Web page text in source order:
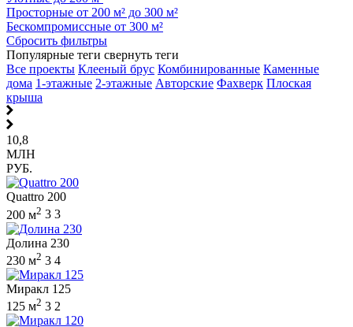
Просторные от 200 м² до 300 м²
Бескомпромиссные от 300 м²
Сбросить фильтры
Популярные теги свернуть теги
Все проекты Клееный брус Комбинированные Каменные
дома 1-этажные 2-этажные Авторские Фахверк Плоская
крыша
10,8
МЛН
РУБ.
Quattro 200
200 м2 3 3
Долина 230
230 м2 3 4
Миракл 125
125 м2 3 2